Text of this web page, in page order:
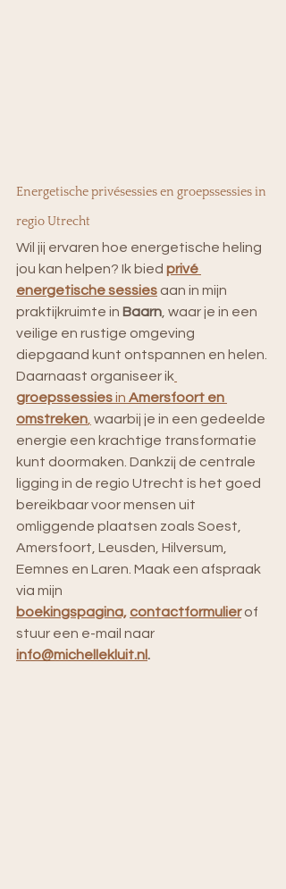
Energetische privésessies en groepssessies in
regio Utrecht
Wil jij ervaren hoe energetische heling
jou kan helpen? Ik bied privé
energetische sessies aan in mijn
praktijkruimte in Baarn , waar je in een
veilige en rustige omgeving
diepgaand kunt ontspannen en helen.
Daarnaast organiseer ik
groepssessies in Amersfoort en
omstreken waarbij je in een gedeelde
energie een krachtige transformatie
kunt doormaken. Dankzij de centrale
ligging in de regio Utrecht is het goed
bereikbaar voor mensen uit
omliggende plaatsen zoals Soest,
Amersfoort, Leusden, Hilversum,
Eemnes en Laren. Maak een afspraak
via mijn
boekingspagina,contactformulier of
stuur een e-mail naar
info@michellekluit.nl .